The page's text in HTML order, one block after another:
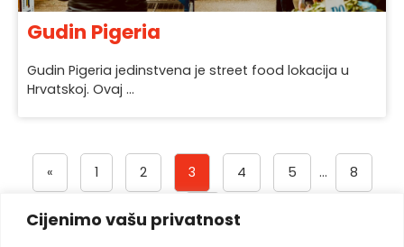
Cijenimo vašu privatnost
Gudin Pigeria
Gudin Pigeria jedinstvena je street food lokacija u
Hrvatskoj. Ovaj ...
« 1 2 3 4 5 … 8
»